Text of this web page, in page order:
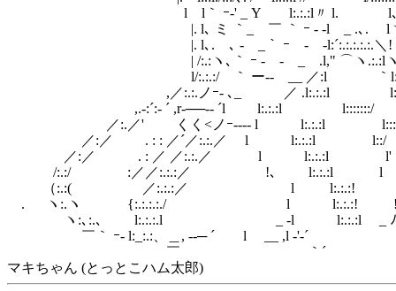
l l｀ ｰ-' _ Y l:.:.:l〃 l. l､､
|. l､ ミ ｀_ ￣ ｀ ｰ - ‐l _ .､. lヾヽ
|. l､. ､ - _｀ ｰ - -l:´:.:.:.:.:.＼! ゝ
| /:.:ヽ､｀ ｰ - - _ .l," ⌒ヽ.:.:lヽ／
l/:.:.:/ ｀ ー-- __ ／:l ｀
,／:.:.ノｰ- ､_ ／ .l:.:.:l
,.-:´:- ´ ,r‐──‐‐ ´l l:.:.:l l:::::::/
／:.／' くく<ノｰ---- l l:.:.:l
／:／ . : : ／´／:.:.／ l l:.:.:l l::/
／:／ . : ／ ／:.:.／ l l:.:.:l l'
/:.:/ :／／:.:.:／ !､ l:.:.:l l
（:.:( ／:.:.:／ l l:.:.:!
. ヽ:.ヽ {:.:.:.:./ l l:.:.:!
ヽ:､:.､ l:.:.:.l _ -l l:.:.:l _ ﾉ
￣｀ ｰ- l:_:.:、＿, --─ ´ l __ ,l -'‐´
￣ ｀´
マキちゃん (とっとこハム太郎)